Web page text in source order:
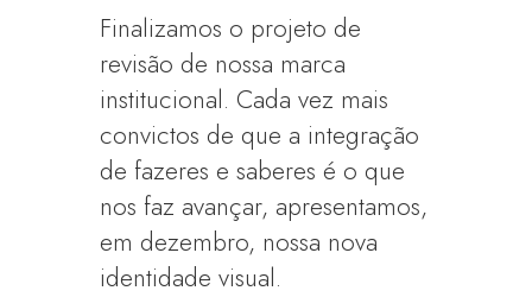
Finalizamos o projeto de
revisão de nossa marca
institucional. Cada vez mais
convictos de que a integração
de fazeres e saberes é o que
nos faz avançar, apresentamos,
em dezembro, nossa nova
identidade visual.